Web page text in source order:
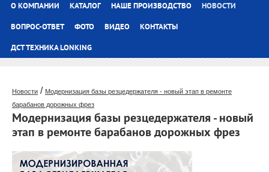
О КОМПАНИИ КАТАЛОГ НАШЕ ПРОИЗВОДСТВО НОВОСТИ
ВОПРОС-ОТВЕТ ФОТО ВИДЕО КОНТАКТЫ
ДСТ ТЕХНИКА LONKING
Новости / Модернизация базы резцедержателя - новый этап в ремонте
барабанов дорожных фрез
Модернизация базы резцедержателя - новый
этап в ремонте барабанов дорожных фрез